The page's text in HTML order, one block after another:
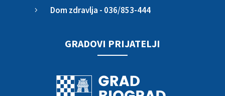
5 Dom zdravlja - 036/853-444
GRADOVI PRIJATELJI